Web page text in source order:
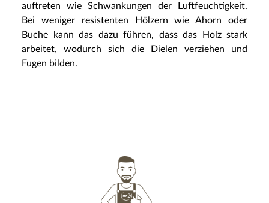
auftreten wie Schwankungen der Luftfeuchtigkeit.
Bei weniger resistenten Hölzern wie Ahorn oder
Buche kann das dazu führen, dass das Holz stark
arbeitet, wodurch sich die Dielen verziehen und
Fugen bilden.